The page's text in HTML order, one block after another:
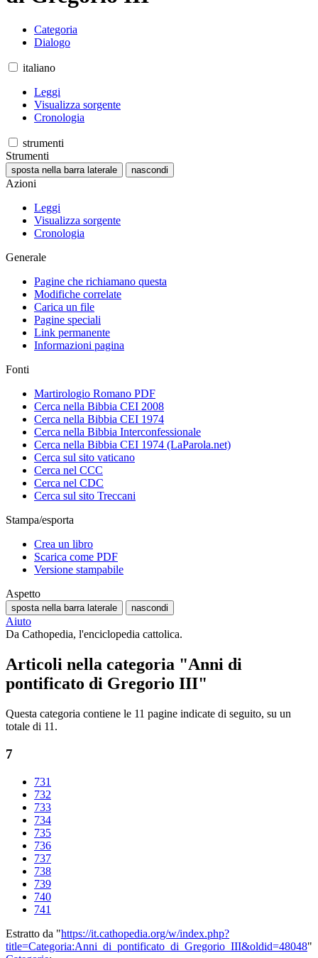
Categoria
Dialogo
italiano
Leggi
Visualizza sorgente
Cronologia
strumenti
Strumenti
sposta nella barra laterale nascondi
Azioni
Leggi
Visualizza sorgente
Cronologia
Generale
Pagine che richiamano questa
Modifiche correlate
Carica un file
Pagine speciali
Link permanente
Informazioni pagina
Fonti
Martirologio Romano PDF
Cerca nella Bibbia CEI 2008
Cerca nella Bibbia CEI 1974
Cerca nella Bibbia Interconfessionale
Cerca nella Bibbia CEI 1974 (LaParola.net)
Cerca sul sito vaticano
Cerca nel CCC
Cerca nel CDC
Cerca sul sito Treccani
Stampa/esporta
Crea un libro
Scarica come PDF
Versione stampabile
Aspetto
sposta nella barra laterale nascondi
Aiuto
Da Cathopedia, l'enciclopedia cattolica.
Articoli nella categoria "Anni di
pontificato di Gregorio III"
Questa categoria contiene le 11 pagine indicate di seguito, su un
totale di 11.
7
731
732
733
734
735
736
737
738
739
740
741
Estratto da "https://it.cathopedia.org/w/index.php?
title=Categoria:Anni_di_pontificato_di_Gregorio_III&oldid=48048"